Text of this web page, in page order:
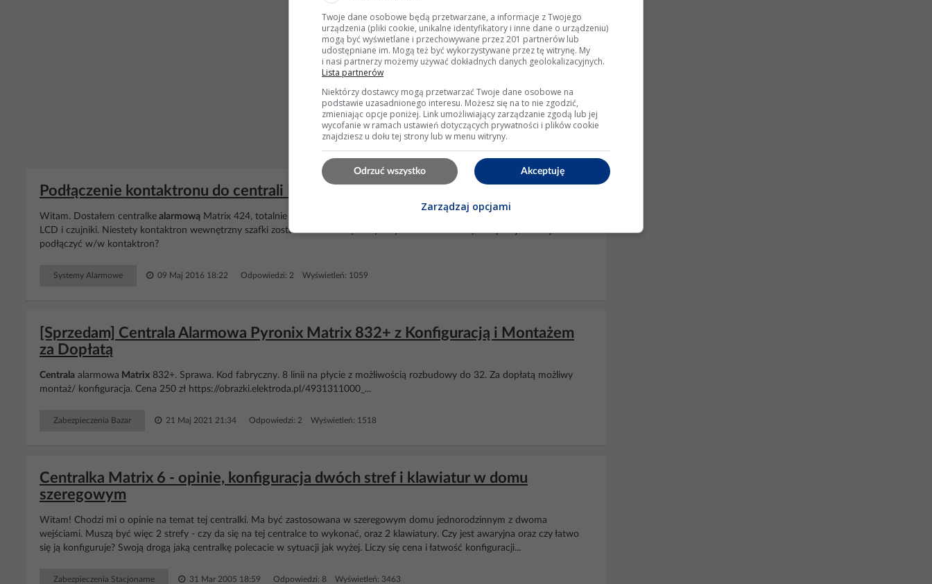
Podłączenie kontaktronu do centrali Matrix 424 - które wejścia?
Witam. Dostałem centralke alarmową Matrix 424, totalnie rozbebeszoną. Na podstawie instrukcji użytkownika podłączyłem panel
LCD i czujniki. Niestety kontaktron wewnętrzny szafki został również odłączony. Czy ktoś może mi napisać pod jakie wejścia
podłączyć w/w kontaktron?
Systemy Alarmowe 09 Maj 2016 18:22 Odpowiedzi: 2 Wyświetleń: 1059
[Sprzedam] Centrala Alarmowa Pyronix Matrix 832+ z Konfiguracją i Montażem
za Dopłatą
Centrala alarmowa Matrix 832+. Sprawa. Kod fabryczny. 8 linii na płycie z możliwością rozbudowy do 32. Za dopłatą możliwy
montaż/ konfiguracja. Cena 250 zł https://obrazki.elektroda.pl/4931311000_...
Zabezpieczenia Bazar 21 Maj 2021 21:34 Odpowiedzi: 2 Wyświetleń: 1518
Centralka Matrix 6 - opinie, konfiguracja dwóch stref i klawiatur w domu
szeregowym
Witam! Chodzi mi o opinie na temat tej centralki. Ma być zastosowana w szeregowym domu jednorodzinnym z dwoma
wejściami. Muszą być więc 2 strefy - czy da się na tej centralce to wykonać, oraz 2 klawiatury. Czy jest awaryjna oraz czy łatwo
się ją konfiguruje? Swoją drogą jaką centralkę polecacie w sytuacji jak wyżej. Liczy się cena i łatwość konfiguracji...
Zabezpieczenia Stacjonarne 31 Mar 2005 18:59 Odpowiedzi: 8 Wyświetleń: 3463
Twoje dane osobowe będą przetwarzane, a informacje z Twojego
urządzenia (pliki cookie, unikalne identyfikatory i inne dane o urządzeniu)
mogą być wyświetlane i przechowywane przez 201 partnerów lub
udostępniane im. Mogą też być wykorzystywane przez tę witrynę. My
i nasi partnerzy możemy używać dokładnych danych geolokalizacyjnych.
Lista partnerów
Niektórzy dostawcy mogą przetwarzać Twoje dane osobowe na
podstawie uzasadnionego interesu. Możesz się na to nie zgodzić,
zmieniając opcje poniżej. Link umożliwiający zarządzanie zgodą lub jej
wycofanie w ramach ustawień dotyczących prywatności i plików cookie
znajdziesz u dołu tej strony lub w menu witryny.
Akceptuję
Odrzuć wszystko
Zarządzaj opcjami